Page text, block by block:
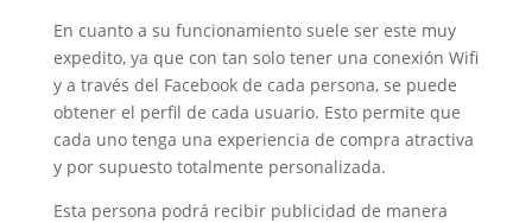
En cuanto a su funcionamiento suele ser este muy
expedito, ya que con tan solo tener una conexión Wifi
y a través del Facebook de cada persona, se puede
obtener el perfil de cada usuario. Esto permite que
cada uno tenga una experiencia de compra atractiva
y por supuesto totalmente personalizada.
Esta persona podrá recibir publicidad de manera